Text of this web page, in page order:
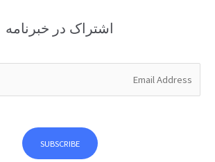
اشتراک در خبرنامه
SUBSCRIBE